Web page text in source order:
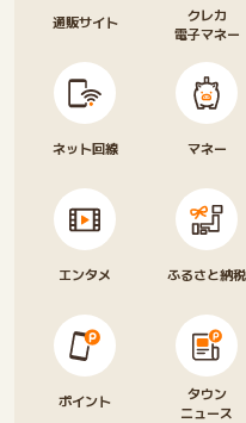
通販サイト
クレカ
電子マネー
ネット回線 マネー
エンタメ ふるさと納税
ポイント
タウン
ニュース